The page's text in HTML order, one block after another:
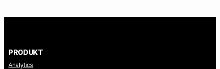
PRODUKT
Analytics